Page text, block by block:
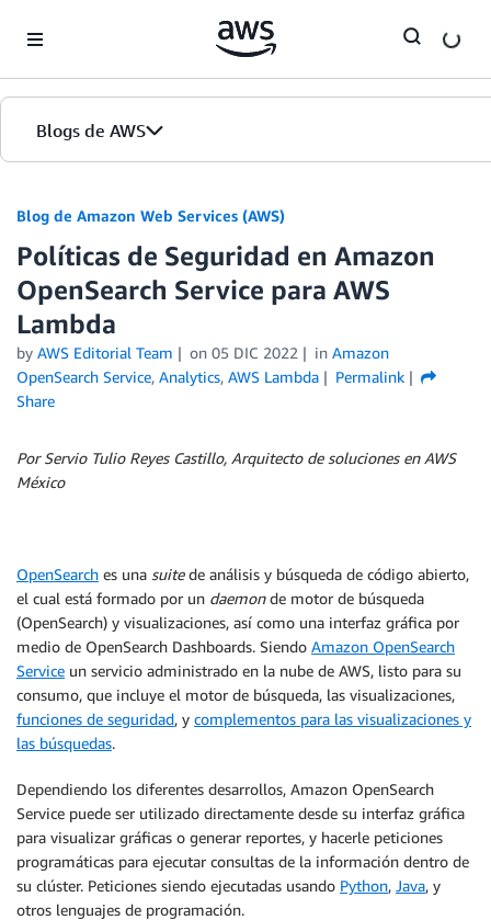
Blogs de AWS
Inicio
Ediciones
Blog de Amazon Web Services (AWS)
Políticas de Seguridad en Amazon
OpenSearch Service para AWS
Lambda
by AWS Editorial Team on 05 DIC 2022 in Amazon
OpenSearch Service, Analytics, AWS Lambda
Permalink
Share
Por Servio Tulio Reyes Castillo, Arquitecto de soluciones en AWS
México
OpenSearch es una suitede análisis y búsqueda de código abierto,
el cual está formado por un daemonde motor de búsqueda
(OpenSearch) y visualizaciones, así como una interfaz gráfica por
medio de OpenSearch Dashboards. Siendo Amazon OpenSearch
Service un servicio administrado en la nube de AWS, listo para su
consumo, que incluye el motor de búsqueda, las visualizaciones,
funciones de seguridad, y complementos para las visualizaciones y
las búsquedas.
Dependiendo los diferentes desarrollos, Amazon OpenSearch
Service puede ser utilizado directamente desde su interfaz gráfica
para visualizar gráficas o generar reportes, y hacerle peticiones
programáticas para ejecutar consultas de la información dentro de
su clúster. Peticiones siendo ejecutadas usando Python, Java, y
otros lenguajes de programación.